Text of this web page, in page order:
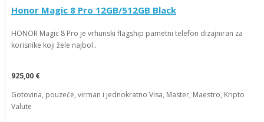
Honor Magic 8 Pro 12GB/512GB Black
HONOR Magic 8 Pro je vrhunski flagship pametni telefon dizajniran za
korisnike koji žele najbol..
925,00 €
Gotovina, pouzeće, virman i jednokratno Visa, Master, Maestro, Kripto
Valute